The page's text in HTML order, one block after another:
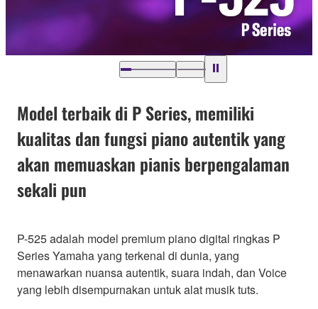
Model terbaik di P Series, memiliki
kualitas dan fungsi piano autentik yang
akan memuaskan pianis berpengalaman
sekali pun
P-525 adalah model premium piano digital ringkas P
Series Yamaha yang terkenal di dunia, yang
menawarkan nuansa autentik, suara indah, dan Voice
yang lebih disempurnakan untuk alat musik tuts.